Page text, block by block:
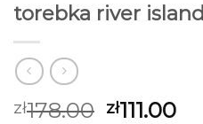
torebka river island
zł178.00 zł111.00